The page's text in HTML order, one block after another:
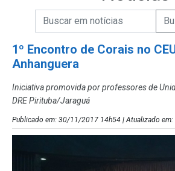
Campo de Busca de
Campo de Busca de informações
1º Encontro de Corais no
Anhanguera
Iniciativa promovida por professores de
DRE Pirituba/Jaraguá
Publicado em: 30/11/2017 14h54 | Atualizado